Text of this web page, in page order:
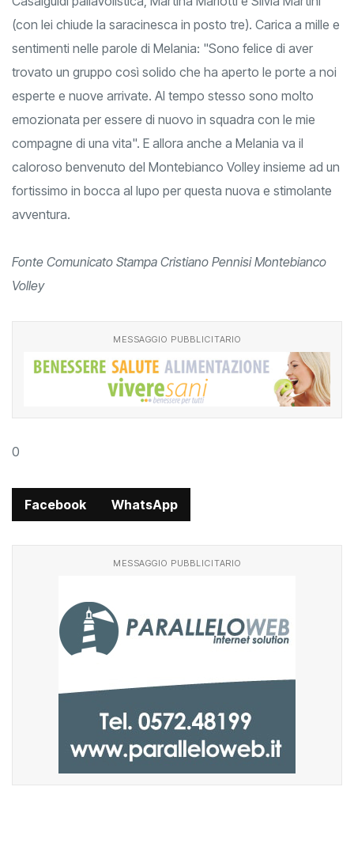
(con lei chiude la saracinesca in posto tre). Carica a mille e
sentimenti nelle parole di Melania: "Sono felice di aver
trovato un gruppo così solido che ha aperto le porte a noi
esperte e nuove arrivate. Al tempo stesso sono molto
emozionata per essere di nuovo in squadra con le mie
compagne di una vita". E allora anche a Melania va il
caloroso benvenuto del Montebianco Volley insieme ad un
fortissimo in bocca al lupo per questa nuova e stimolante
avventura.
Fonte Comunicato Stampa Cristiano Pennisi Montebianco
Volley
MESSAGGIO PUBBLICITARIO
0
Facebook WhatsApp
MESSAGGIO PUBBLICITARIO